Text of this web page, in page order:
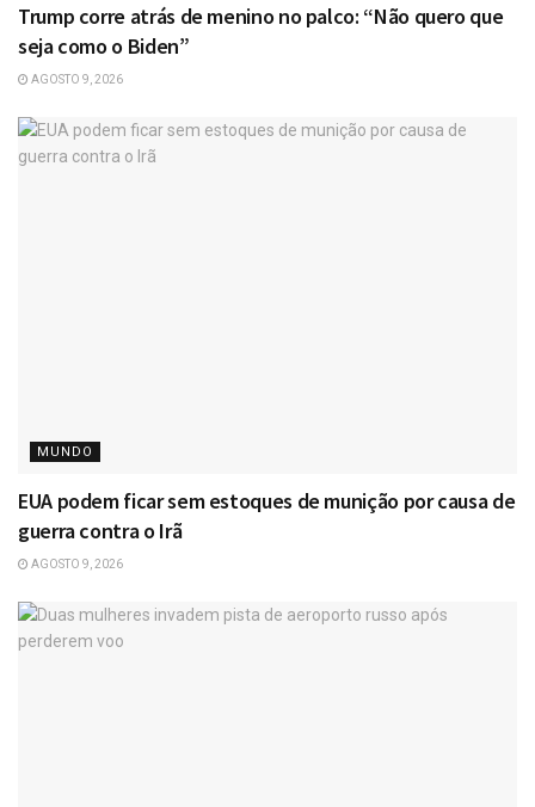
Trump corre atrás de menino no palco: “Não quero que
seja como o Biden”
AGOSTO 9, 2026
MUNDO
EUA podem ficar sem estoques de munição por causa de
guerra contra o Irã
AGOSTO 9, 2026